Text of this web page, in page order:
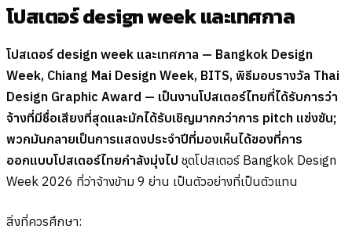
โปสเตอร์ design week และเทศกาล
โปสเตอร์ design week และเทศกาล — Bangkok Design
Week, Chiang Mai Design Week, BITS, พิธีมอบรางวัล Thai
Design Graphic Award — เป็นงานโปสเตอร์ไทยที่ได้รับการว่า
จ้างที่มีชื่อเสียงที่สุดและมักได้รับเชิญมากกว่าการ pitch แข่งขัน;
พวกมันกลายเป็นการแสดงประจำปีที่มองเห็นได้ของที่การ
ออกแบบโปสเตอร์ไทยกำลังมุ่งไป ชุดโปสเตอร์ Bangkok Design
Week 2026 ที่ว่าจ้างข้าม 9 ย่าน เป็นตัวอย่างที่เป็นตัวแทน
สิ่งที่ควรศึกษา: